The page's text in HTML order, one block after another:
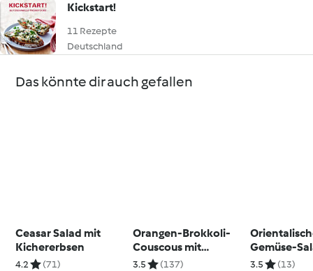
Kickstart!
11 Rezepte
Deutschland
Das könnte dir auch gefallen
Ceasar Salad mit
Kichererbsen
4.2 (71)
Orangen-Brokkoli-
Couscous mit
Seelachs
3.5 (137)
Gemüse-
3.5 (13)